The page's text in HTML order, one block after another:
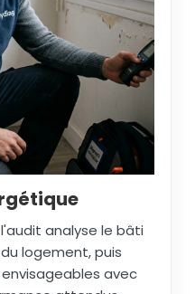
l'audit analyse le bâti
logement, puis
avec